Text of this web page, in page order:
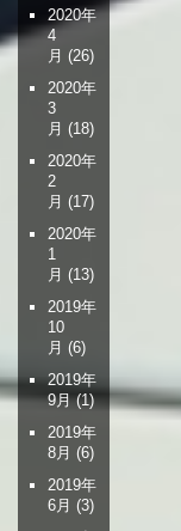
2020年
4
月 (26)
2020年
3
月 (18)
2020年
2
月 (17)
2020年
1
月 (13)
2019年
10
月 (6)
2019年
9月(1)
2019年
8月 (6)
2019年
6月 (3)